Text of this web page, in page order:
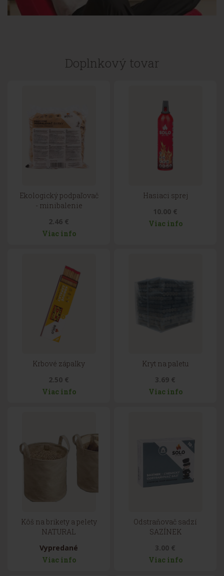
Doplnkový tovar
Ekologický podpaľovač
- minibalenie
2.46 €
Viac info
Hasiaci sprej
10.00 €
Viac info
Krbové zápalky
2.50 €
Viac info
Kryt na paletu
3.69 €
Viac info
Kôš na brikety a pelety
NATURAL
Vypredané
Viac info
Odstraňovač sadzí
SAZÍNEK
3.00 €
Viac info